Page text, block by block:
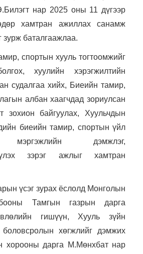
нар 2025 оны 11 дүгээр
хамтран ажиллах санамж
зурж баталгаажлаа.
спортын хууль тогтоомжийг
хуулийн хэрэгжилтийн
судалгаа хийх, Биеийн тамир,
албан хаагчдад зориулсан
зохион байгуулах, Хуульчдын
биеийн тамир, спортын үйл
мэргэжлийн дэмжлэг,
зэрэг ажлыг хамтран
үсэг зурах ёслолд Монголын
Тамгын газрын дарга
гишүүн, Хууль зүйн
хөгжлийг дэмжих
хорооны дарга М.Мөнхбат нар